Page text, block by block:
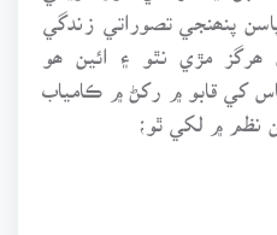
پنھنجي تصوراتي زندگي
ھرگز مڙي نٿو ۽ ائين ھو
کي قابو ۾ رکڻ ۾ ڪامياب
نظم ۾ لکي ٿو؛